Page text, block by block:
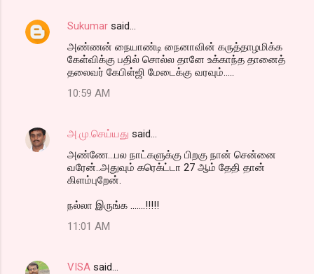
Sukumar said…
அண்ணன் நையாண்டி நைனாவின் கருத்தாழமிக்க
கேள்விக்கு பதில் சொல்ல தானே உக்காந்த தானைத்
தலைவர் கேபிள்ஜி மேடைக்கு வரவும்.....
10:59 AM
அ.மு.செய்யது said…
அண்ணே...பல நாட்களுக்கு பிறகு நான் சென்னை
வரேன்..அதுவும் கரெக்ட்டா 27 ஆம் தேதி தான்
கிளம்புறேன்.
நல்லா இருங்க .......!!!!!
11:01 AM
VISA said…